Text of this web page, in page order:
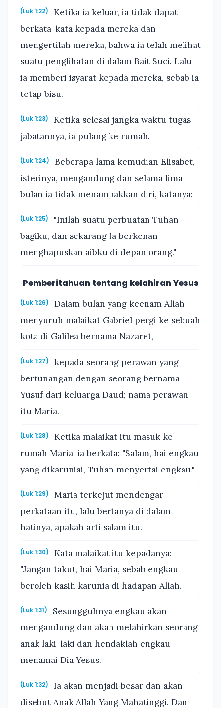
(Luk 1:22)
Ketika ia keluar, ia tidak dapat
berkata-kata kepada mereka dan
mengertilah mereka, bahwa ia telah melihat
suatu penglihatan di dalam Bait Suci. Lalu
ia memberi isyarat kepada mereka, sebab ia
tetap bisu.
(Luk 1:23)
Ketika selesai jangka waktu tugas
jabatannya, ia pulang ke rumah.
(Luk 1:24)
Beberapa lama kemudian Elisabet,
isterinya, mengandung dan selama lima
bulan ia tidak menampakkan diri, katanya:
(Luk 1:25)
"Inilah suatu perbuatan Tuhan
bagiku, dan sekarang Ia berkenan
menghapuskan aibku di depan orang."
Pemberitahuan tentang kelahiran Yesus
(Luk 1:26)
Dalam bulan yang keenam Allah
menyuruh malaikat Gabriel pergi ke sebuah
kota di Galilea bernama Nazaret,
(Luk 1:27)
kepada seorang perawan yang
bertunangan dengan seorang bernama
Yusuf dari keluarga Daud; nama perawan
itu Maria.
(Luk 1:28)
Ketika malaikat itu masuk ke
rumah Maria, ia berkata: "Salam, hai engkau
yang dikaruniai, Tuhan menyertai engkau."
(Luk 1:29)
Maria terkejut mendengar
perkataan itu, lalu bertanya di dalam
hatinya, apakah arti salam itu.
(Luk 1:30)
Kata malaikat itu kepadanya:
"Jangan takut, hai Maria, sebab engkau
beroleh kasih karunia di hadapan Allah.
(Luk 1:31)
Sesungguhnya engkau akan
mengandung dan akan melahirkan seorang
anak laki-laki dan hendaklah engkau
menamai Dia Yesus.
(Luk 1:32)
Ia akan menjadi besar dan akan
disebut Anak Allah Yang Mahatinggi. Dan